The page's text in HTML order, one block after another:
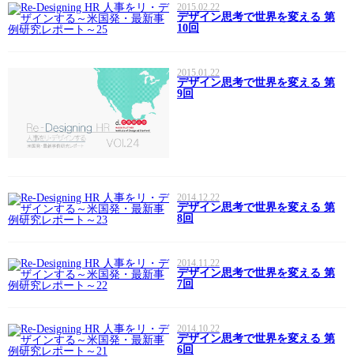
2015.02.22
デザイン思考で世界を変える 第
10回
2015.01.22
デザイン思考で世界を変える 第
9回
2014.12.22
デザイン思考で世界を変える 第
8回
2014.11.22
デザイン思考で世界を変える 第
7回
2014.10.22
デザイン思考で世界を変える 第
6回